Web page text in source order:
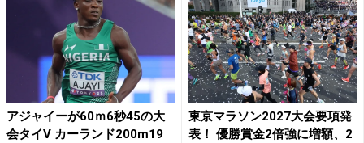
アジャイーが60ｍ6秒45の大
会タイV カーランド200m19
東京マラソン2027大会要項発
表！ 優勝賞金2倍強に増額、2